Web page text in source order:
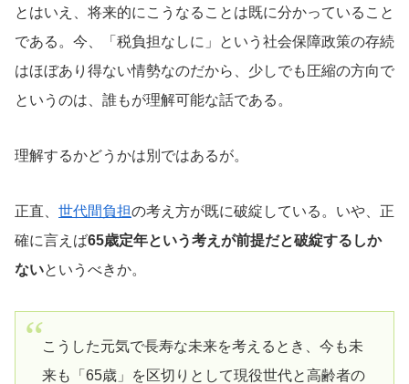
とはいえ、将来的にこうなることは既に分かっていること
である。今、「税負担なしに」という社会保障政策の存続
はほぼあり得ない情勢なのだから、少しでも圧縮の方向で
というのは、誰もが理解可能な話である。
理解するかどうかは別ではあるが。
正直、 世代間負担の考え方が既に破綻している。いや、正
確に言えば65歳定年という考えが前提だと破綻するしか
ないというべきか。
こうした元気で長寿な未来を考えるとき、今も未
来も「65歳」を区切りとして現役世代と高齢者の